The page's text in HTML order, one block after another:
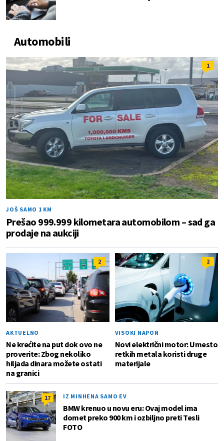
Automobili
1
JOŠ SAMO 1 KM
Prešao 999.999 kilometara automobilom – sad ga
prodaje na aukciji
2
AKTUELNO
Ne krećite na put dok ovo ne
proverite: Zbog nekoliko
hiljada dinara možete ostati
na granici
2
VISOKI NAPON
Novi električni motor: Umesto
retkih metala koristi druge
materijale
17 IZ MINHENA SAMO EV
BMW krenuo u novu eru: Ovaj model ima
domet preko 900 km i ozbiljno preti Tesli
FOTO